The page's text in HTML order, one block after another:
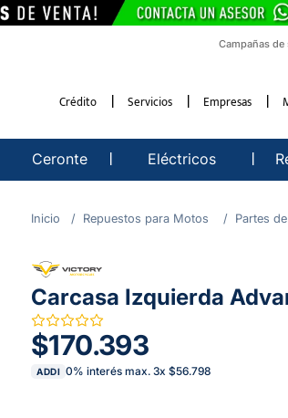
Campañas
Crédito Servicios Empresas
Ceronte Eléctricos
Repuestos para Motos Partes
Carcasa Izquierda
$170.393
ADDI 0% interés max. 3x $56.798